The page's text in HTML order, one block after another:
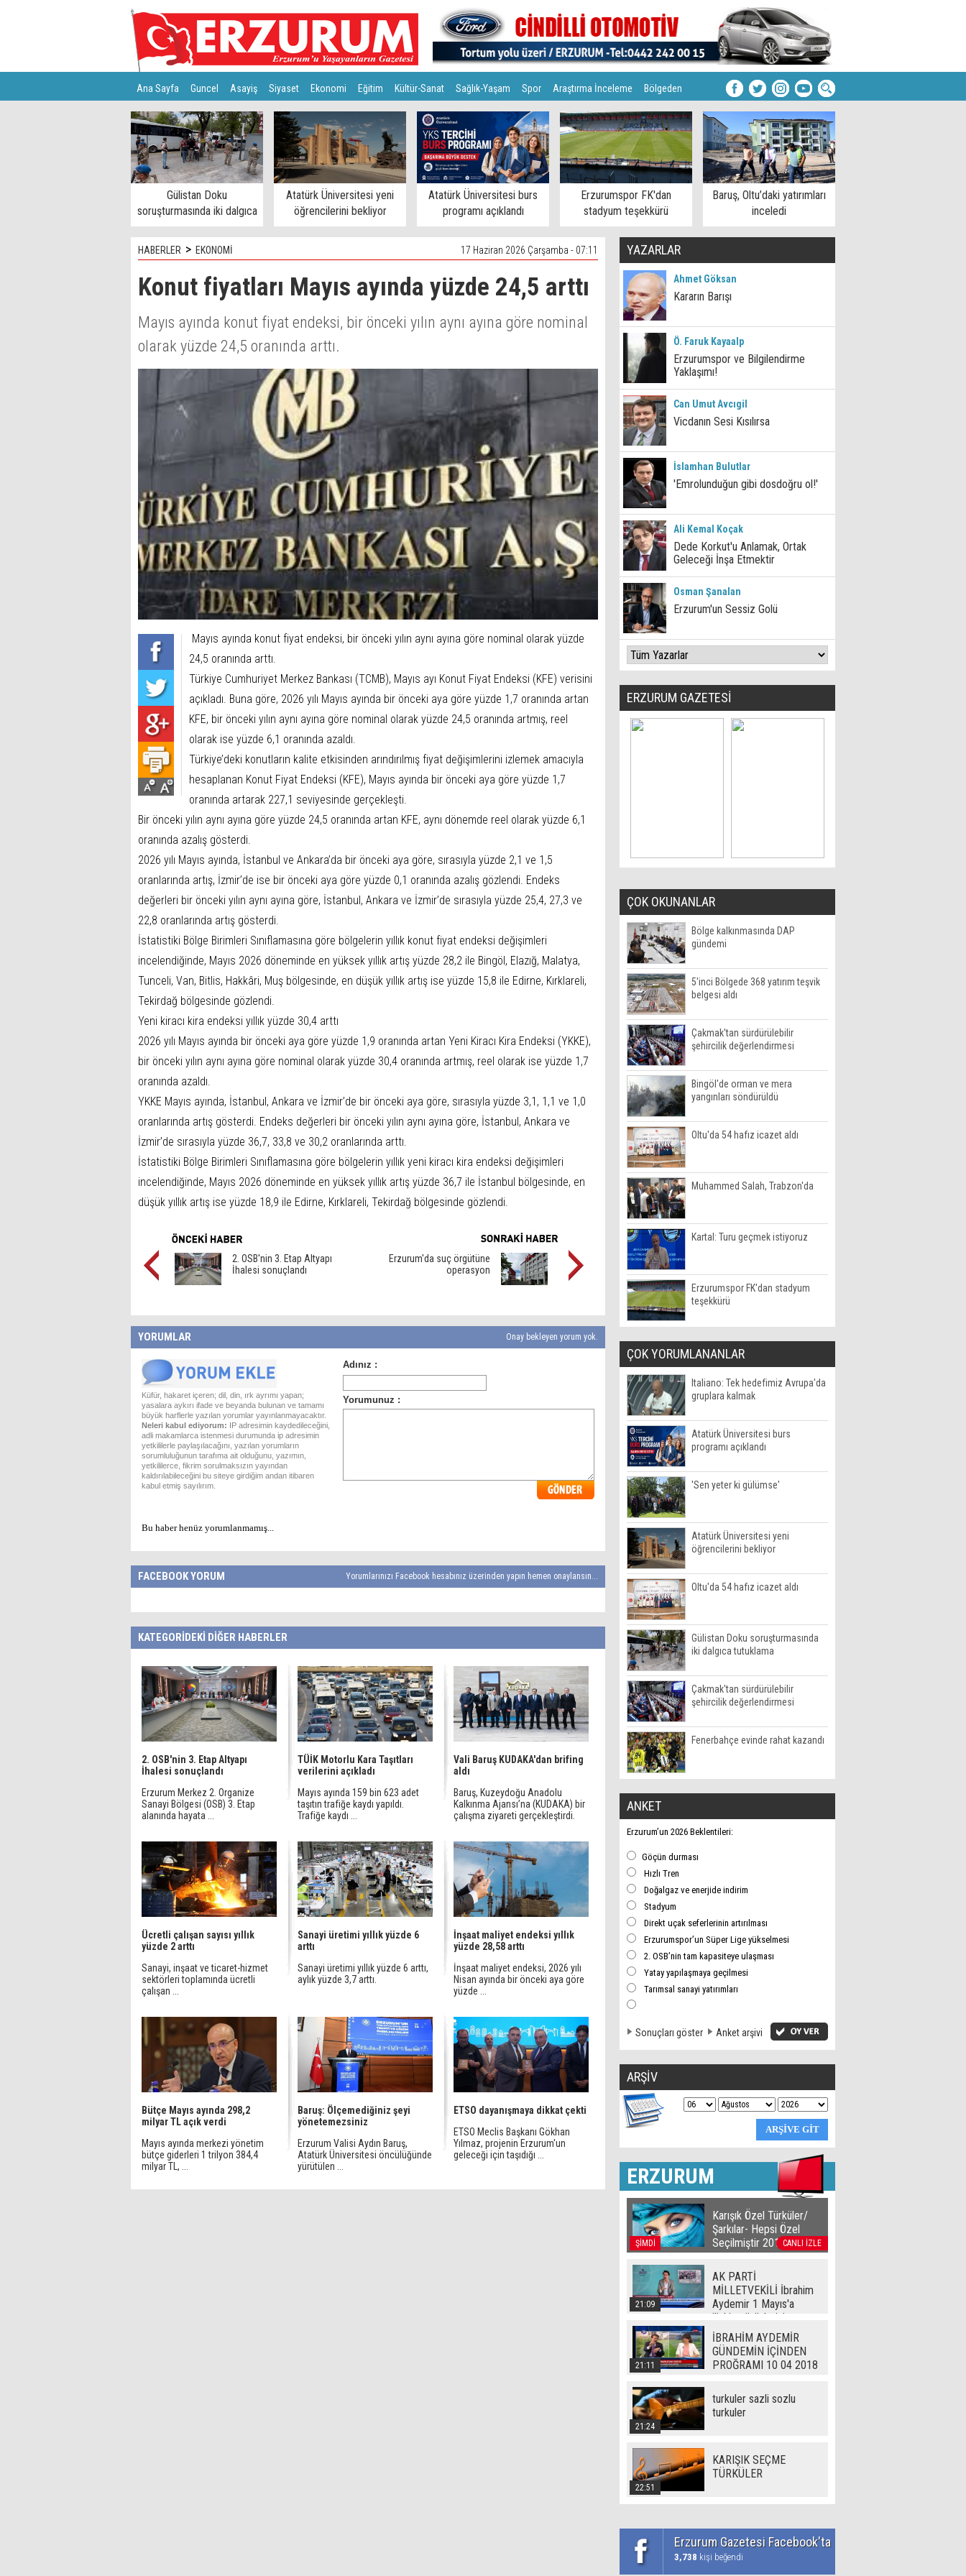
Ana Sayfa Guncel Asayiş Siyaset Ekonomi Eğitim Kültür-Sanat Sağlık-Yaşam Spor Araştırma İnceleme Bölgeden
Türkiye Teknoloji
Gülistan Doku
soruşturmasında iki dalgıca
tutuklama
Atatürk Üniversitesi yeni
öğrencilerini bekliyor
Atatürk Üniversitesi burs
programı açıklandı
Erzurumspor FK'dan
stadyum teşekkürü
Baruş, Oltu’daki yatırımları
inceledi
HABERLER > EKONOMİ 17 Haziran 2026 Çarşamba - 07:11
Konut fiyatları Mayıs ayında yüzde 24,5 arttı
Mayıs ayında konut fiyat endeksi, bir önceki yılın aynı ayına göre nominal
olarak yüzde 24,5 oranında arttı.
Mayıs ayında konut fiyat endeksi, bir önceki yılın aynı ayına göre nominal olarak yüzde
24,5 oranında arttı.
Türkiye Cumhuriyet Merkez Bankası (TCMB), Mayıs ayı Konut Fiyat Endeksi (KFE) verisini
açıkladı. Buna göre, 2026 yılı Mayıs ayında bir önceki aya göre yüzde 1,7 oranında artan
KFE, bir önceki yılın aynı ayına göre nominal olarak yüzde 24,5 oranında artmış, reel
olarak ise yüzde 6,1 oranında azaldı.
Türkiye’deki konutların kalite etkisinden arındırılmış fiyat değişimlerini izlemek amacıyla
hesaplanan Konut Fiyat Endeksi (KFE), Mayıs ayında bir önceki aya göre yüzde 1,7
oranında artarak 227,1 seviyesinde gerçekleşti.
Bir önceki yılın aynı ayına göre yüzde 24,5 oranında artan KFE, aynı dönemde reel olarak yüzde 6,1
oranında azalış gösterdi.
2026 yılı Mayıs ayında, İstanbul ve Ankara’da bir önceki aya göre, sırasıyla yüzde 2,1 ve 1,5
oranlarında artış, İzmir’de ise bir önceki aya göre yüzde 0,1 oranında azalış gözlendi. Endeks
değerleri bir önceki yılın aynı ayına göre, İstanbul, Ankara ve İzmir’de sırasıyla yüzde 25,4, 27,3 ve
22,8 oranlarında artış gösterdi.
İstatistiki Bölge Birimleri Sınıflamasına göre bölgelerin yıllık konut fiyat endeksi değişimleri
incelendiğinde, Mayıs 2026 döneminde en yüksek yıllık artış yüzde 28,2 ile Bingöl, Elazığ, Malatya,
Tunceli, Van, Bitlis, Hakkâri, Muş bölgesinde, en düşük yıllık artış ise yüzde 15,8 ile Edirne, Kırklareli,
Tekirdağ bölgesinde gözlendi.
Yeni kiracı kira endeksi yıllık yüzde 30,4 arttı
2026 yılı Mayıs ayında bir önceki aya göre yüzde 1,9 oranında artan Yeni Kiracı Kira Endeksi (YKKE),
bir önceki yılın aynı ayına göre nominal olarak yüzde 30,4 oranında artmış, reel olarak ise yüzde 1,7
oranında azaldı.
YKKE Mayıs ayında, İstanbul, Ankara ve İzmir’de bir önceki aya göre, sırasıyla yüzde 3,1, 1,1 ve 1,0
oranlarında artış gösterdi. Endeks değerleri bir önceki yılın aynı ayına göre, İstanbul, Ankara ve
İzmir’de sırasıyla yüzde 36,7, 33,8 ve 30,2 oranlarında arttı.
İstatistiki Bölge Birimleri Sınıflamasına göre bölgelerin yıllık yeni kiracı kira endeksi değişimleri
incelendiğinde, Mayıs 2026 döneminde en yüksek yıllık artış yüzde 36,7 ile İstanbul bölgesinde, en
düşük yıllık artış ise yüzde 18,9 ile Edirne, Kırklareli, Tekirdağ bölgesinde gözlendi.
2. OSB'nin 3. Etap Altyapı
İhalesi sonuçlandı
Erzurum'da suç örgütüne
operasyon
YORUMLAR Onay bekleyen yorum yok.
Küfür, hakaret içeren; dil, din, ırk ayrımı yapan;
yasalara aykırı ifade ve beyanda bulunan ve tamamı
büyük harflerle yazılan yorumlar yayınlanmayacaktır.
Neleri kabul ediyorum: IP adresimin kaydedileceğini,
adli makamlarca istenmesi durumunda ip adresimin
yetkililerle paylaşılacağını, yazılan yorumların
sorumluluğunun tarafıma ait olduğunu, yazımın,
yetkililerce, fikrim sorulmaksızın yayından
kaldırılabileceğini bu siteye girdiğim andan itibaren
kabul etmiş sayılırım.
Bu haber henüz yorumlanmamış...
FACEBOOK YORUM Yorumlarınızı Facebook hesabınız üzerinden yapın hemen onaylansın...
KATEGORİDEKİ DİĞER HABERLER
2. OSB'nin 3. Etap Altyapı
İhalesi sonuçlandı
Erzurum Merkez 2. Organize
Sanayi Bölgesi (OSB) 3. Etap
alanında hayata ...
TÜİK Motorlu Kara Taşıtları
verilerini açıkladı
Mayıs ayında 159 bin 623 adet
taşıtın trafiğe kaydı yapıldı.
Trafiğe kaydı ...
Vali Baruş KUDAKA'dan brifing
aldı
Baruş, Kuzeydoğu Anadolu
Kalkınma Ajansı’na (KUDAKA) bir
çalışma ziyareti gerçekleştirdi.
Ücretli çalışan sayısı yıllık
yüzde 2 arttı
Sanayi, inşaat ve ticaret-hizmet
sektörleri toplamında ücretli
çalışan ...
Sanayi üretimi yıllık yüzde 6
arttı
Sanayi üretimi yıllık yüzde 6 arttı,
aylık yüzde 3,7 arttı.
İnşaat maliyet endeksi yıllık
yüzde 28,58 arttı
İnşaat maliyet endeksi, 2026 yılı
Nisan ayında bir önceki aya göre
yüzde ...
Bütçe Mayıs ayında 298,2
milyar TL açık verdi
Mayıs ayında merkezi yönetim
bütçe giderleri 1 trilyon 384,4
milyar TL, ...
Baruş: Ölçemediğiniz şeyi
yönetemezsiniz
Erzurum Valisi Aydın Baruş,
Atatürk Üniversitesi öncülüğünde
yürütülen ...
ETSO dayanışmaya dikkat çekti
ETSO Meclis Başkanı Gökhan
Yılmaz, projenin Erzurum'un
geleceği için taşıdığı ...
YAZARLAR
Ahmet Göksan
Kararın Barışı
Ö. Faruk Kayaalp
Erzurumspor ve Bilgilendirme
Yaklaşımı!
Can Umut Avcıgil
Vicdanın Sesi Kısılırsa
İslamhan Bulutlar
'Emrolunduğun gibi dosdoğru ol!'
Ali Kemal Koçak
Dede Korkut'u Anlamak, Ortak
Geleceği İnşa Etmektir
Osman Şanalan
Erzurum'un Sessiz Golü
ERZURUM GAZETESİ
ÇOK OKUNANLAR
Bölge kalkınmasında DAP
gündemi
5'inci Bölgede 368 yatırım teşvik
belgesi aldı
Çakmak'tan sürdürülebilir
şehircilik değerlendirmesi
Bingöl'de orman ve mera
yangınları söndürüldü
Oltu'da 54 hafız icazet aldı
Muhammed Salah, Trabzon'da
Kartal: Turu geçmek istiyoruz
Erzurumspor FK'dan stadyum
teşekkürü
ÇOK YORUMLANANLAR
Italiano: Tek hedefimiz Avrupa'da
gruplara kalmak
Atatürk Üniversitesi burs
programı açıklandı
'Sen yeter ki gülümse'
Atatürk Üniversitesi yeni
öğrencilerini bekliyor
Oltu'da 54 hafız icazet aldı
Gülistan Doku soruşturmasında
iki dalgıca tutuklama
Çakmak'tan sürdürülebilir
şehircilik değerlendirmesi
Fenerbahçe evinde rahat kazandı
ANKET
Erzurum’un 2026 Beklentileri:
Göçün durması
Hızlı Tren
Doğalgaz ve enerjide indirim
Stadyum
Direkt uçak seferlerinin artırılması
Erzurumspor’un Süper Lige yükselmesi
2. OSB’nin tam kapasiteye ulaşması
Yatay yapılaşmaya geçilmesi
Tarımsal sanayi yatırımları
Sonuçları göster Anket arşivi
ARŞİV
ERZURUM
ŞİMDİ CANLI İZLE
Karışık Özel Türküler/
Şarkılar- Hepsi Özel
Seçilmiştir 2016
21:09
AK PARTİ
MİLLETVEKİLİ İbrahim
Aydemir 1 Mayıs'a
ilişkin görüşlerini
Erzurum Gazetesi'ne
açıkladı
21:11
İBRAHİM AYDEMİR
GÜNDEMİN İÇİNDEN
PROĞRAMI 10 04 2018
21:24
turkuler sazli sozlu
turkuler
22:51
KARIŞIK SEÇME
TÜRKÜLER
Erzurum Gazetesi Facebook'ta
3,738 kişi beğendi